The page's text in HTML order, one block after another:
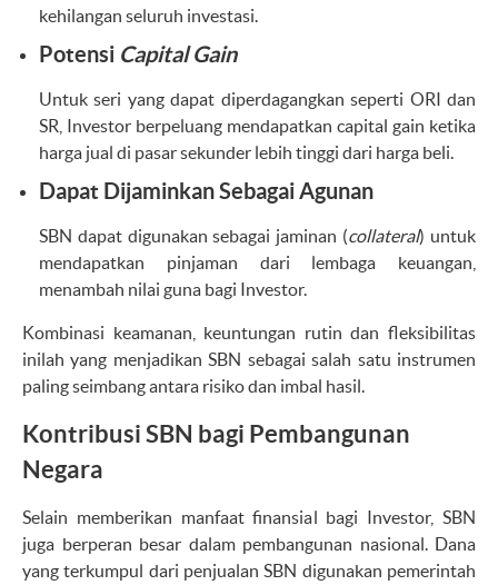
kehilangan seluruh investasi.
Potensi Capital Gain
Untuk seri yang dapat diperdagangkan seperti ORI dan
SR, Investor berpeluang mendapatkan capital gain ketika
harga jual di pasar sekunder lebih tinggi dari harga beli.
Dapat Dijaminkan Sebagai Agunan
SBN dapat digunakan sebagai jaminan (collateral) untuk
mendapatkan pinjaman dari lembaga keuangan,
menambah nilai guna bagi Investor.
Kombinasi keamanan, keuntungan rutin dan fleksibilitas
inilah yang menjadikan SBN sebagai salah satu instrumen
paling seimbang antara risiko dan imbal hasil.
Kontribusi SBN bagi Pembangunan
Negara
Selain memberikan manfaat finansial bagi Investor, SBN
juga berperan besar dalam pembangunan nasional. Dana
yang terkumpul dari penjualan SBN digunakan pemerintah